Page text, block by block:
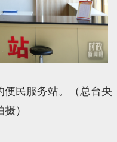
民服务站。（总台央
）